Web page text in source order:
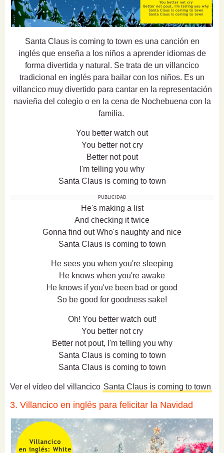
Santa Claus is coming to town es una canción en
inglés que enseña a los niños a aprender idiomas de
forma divertida y natural. Se trata de un villancico
tradicional en inglés para bailar con los niños. Es un
villancico muy divertido para cantar en la representación
navieña del colegio o en la cena de Nochebuena con la
familia.
You better watch out
You better not cry
Better not pout
I'm telling you why
Santa Claus is coming to town
PUBLICIDAD
He's making a list
And checking it twice
Gonna find out Who's naughty and nice
Santa Claus is coming to town
He sees you when you're sleeping
He knows when you're awake
He knows if you've been bad or good
So be good for goodness sake!
Oh! You better watch out!
You better not cry
Better not pout, I'm telling you why
Santa Claus is coming to town
Santa Claus is coming to town
Ver el vídeo del villancico Santa Claus is coming to town
3. Villancico en inglés para felicitar la Navidad